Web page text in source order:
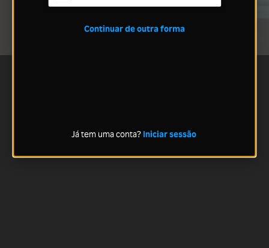
Continuar de outra forma
Já tem uma conta? Iniciar sessão